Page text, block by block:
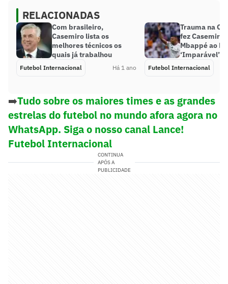
RELACIONADAS
Com brasileiro,
Casemiro lista os
melhores técnicos os
quais já trabalhou
Futebol Internacional Há 1 ano
Trauma na
fez Casemiro
Mbappé ao
‘Imparável’
Futebol Internacional
➡️Tudo sobre os maiores times e as grandes
estrelas do futebol no mundo afora agora no
WhatsApp. Siga o nosso canal Lance!
Futebol Internacional
CONTINUA
APÓS A
PUBLICIDADE